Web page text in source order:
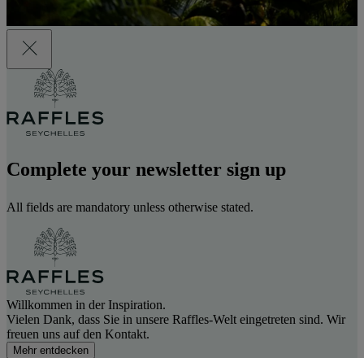
Complete your newsletter sign up
All fields are mandatory unless otherwise stated.
Willkommen in der Inspiration.
Vielen Dank, dass Sie in unsere Raffles-Welt eingetreten sind. Wir
freuen uns auf den Kontakt.
Mehr entdecken